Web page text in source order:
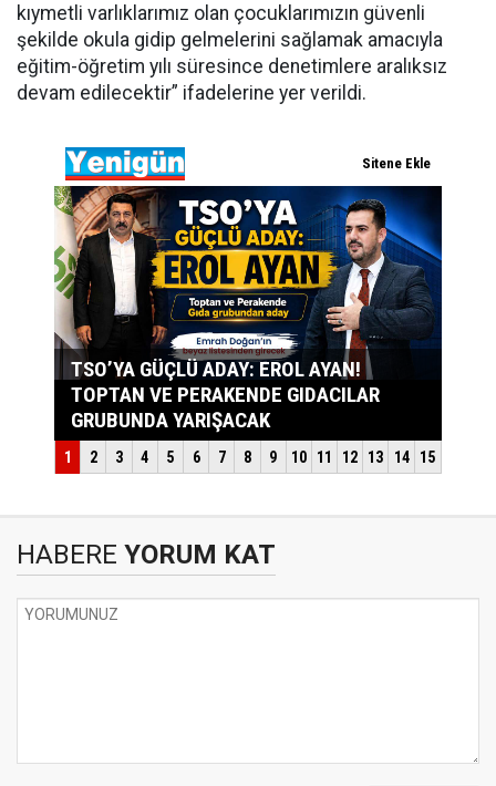
kıymetli varlıklarımız olan çocuklarımızın güvenli
şekilde okula gidip gelmelerini sağlamak amacıyla
eğitim-öğretim yılı süresince denetimlere aralıksız
devam edilecektir” ifadelerine yer verildi.
HABERE YORUM KAT